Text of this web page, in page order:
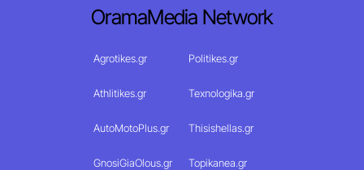
OramaMedia Network
Agrotikes.gr Politikes.gr
Athlitikes.gr Texnologika.gr
AutoMotoPlus.gr Thisishellas.gr
GnosiGiaOlous.gr Topikanea.gr